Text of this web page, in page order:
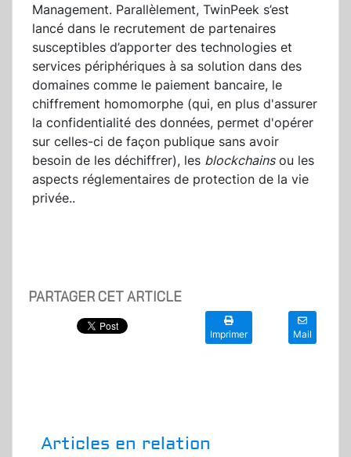
Management. Parallèlement, TwinPeek s’est
lancé dans le recrutement de partenaires
susceptibles d’apporter des technologies et
services périphériques à sa solution dans des
domaines comme le paiement bancaire, le
chiffrement homomorphe (qui, en plus d'assurer
la confidentialité des données, permet d'opérer
sur celles-ci de façon publique sans avoir
besoin de les déchiffrer), les blockchainsou les
aspects réglementaires de protection de la vie
privée..
PARTAGER CET ARTICLE
Imprimer Mail
Articles en relation